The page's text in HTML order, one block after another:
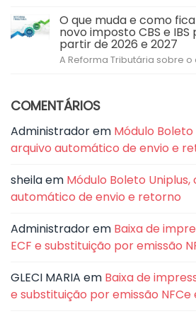
O que muda e como
novo imposto CBS e
partir de 2026 e 2027
A Reforma Tributária sobre o
COMENTÁRIOS
Administradorem Módulo
arquivo automático de envio e
sheilaem Módulo Boleto
automático de envio e retorno
Administradorem Baixa de
ECF e substituição por emissão
GLECI MARIA em Baixa de
e substituição por emissão